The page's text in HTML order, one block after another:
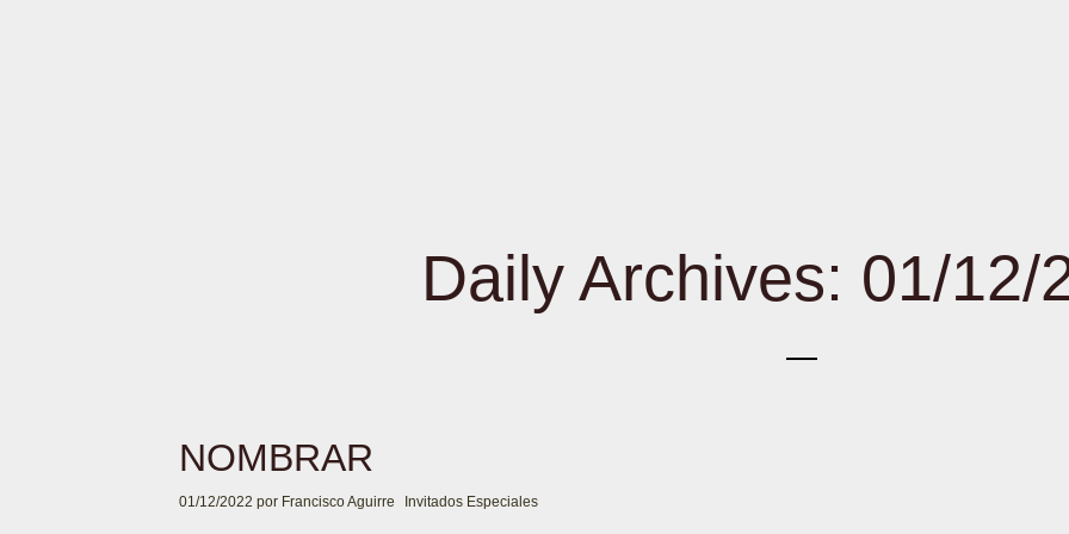
Daily Archives: 01/12/
NOMBRAR
01/12/2022 por Francisco Aguirre Invitados Especiales